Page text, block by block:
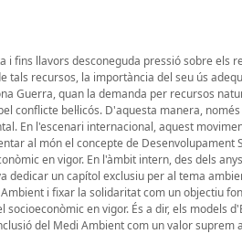
fins llavors desconeguda pressió sobre els
recursos, la importància del seu ús
Guerra, quan la demanda per recursos
conflicte bel·licós. D'aquesta manera,
En l'escenari internacional, aquest
al món el concepte de Desenvolupament
en vigor. En l'àmbit intern, des dels
dedicar un capítol exclusiu per al tema
i fixar la solidaritat com un objectiu
en vigor. És a dir, els models
del Medi Ambient com un valor suprem